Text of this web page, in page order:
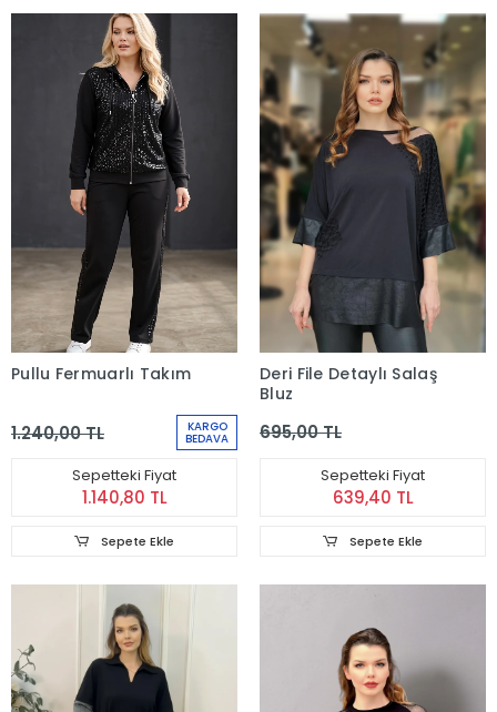
Pullu Fermuarlı Takım
1.240,00 TL KARGO
BEDAVA
Sepetteki Fiyat
1.140,80 TL
Sepete Ekle
Deri File Detaylı Salaş
Bluz
695,00 TL
Sepetteki Fiyat
639,40 TL
Sepete Ekle